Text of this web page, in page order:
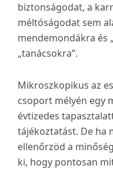
biztonságodat, a
méltóságodat sem
mendemondákra és
„tanácsokra”.
Mikroszkopikus az
csoport mélyén egy
évtizedes
tájékoztatást. De ha
ellenőrzöd a
ki, hogy pontosan